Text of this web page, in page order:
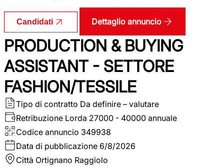
Candidati Dettaglio annuncio
PRODUCTION & BUYING
ASSISTANT - SETTORE
FASHION/TESSILE
Tipo di contratto Da definire – valutare
Retribuzione Lorda 27000 - 40000 annuale
Codice annuncio 349938
Data di pubblicazione 6/8/2026
Città Ortignano Raggiolo